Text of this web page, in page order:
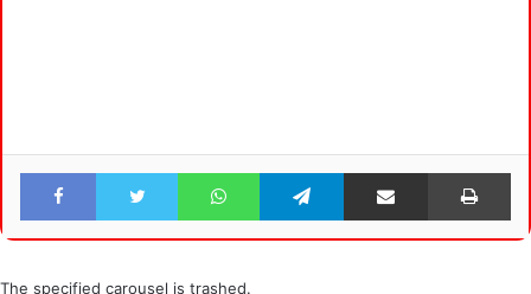
Facebook Twitter WhatsApp Telegram Share via Email
The specified carousel is trashed.